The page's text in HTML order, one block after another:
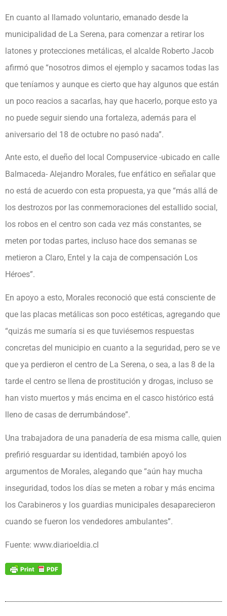
En cuanto al llamado voluntario, emanado desde la
municipalidad de La Serena, para comenzar a retirar los
latones y protecciones metálicas, el alcalde Roberto Jacob
afirmó que “nosotros dimos el ejemplo y sacamos todas las
que teníamos y aunque es cierto que hay algunos que están
un poco reacios a sacarlas, hay que hacerlo, porque esto ya
no puede seguir siendo una fortaleza, además para el
aniversario del 18 de octubre no pasó nada”.
Ante esto, el dueño del local Compuservice -ubicado en calle
Balmaceda- Alejandro Morales, fue enfático en señalar que
no está de acuerdo con esta propuesta, ya que “más allá de
los destrozos por las conmemoraciones del estallido social,
los robos en el centro son cada vez más constantes, se
meten por todas partes, incluso hace dos semanas se
metieron a Claro, Entel y la caja de compensación Los
Héroes”.
En apoyo a esto, Morales reconoció que está consciente de
que las placas metálicas son poco estéticas, agregando que
“quizás me sumaría si es que tuviésemos respuestas
concretas del municipio en cuanto a la seguridad, pero se ve
que ya perdieron el centro de La Serena, o sea, a las 8 de la
tarde el centro se llena de prostitución y drogas, incluso se
han visto muertos y más encima en el casco histórico está
lleno de casas de derrumbándose”.
Una trabajadora de una panadería de esa misma calle, quien
prefirió resguardar su identidad, también apoyó los
argumentos de Morales, alegando que “aún hay mucha
inseguridad, todos los días se meten a robar y más encima
los Carabineros y los guardias municipales desaparecieron
cuando se fueron los vendedores ambulantes”.
Fuente: www.diarioeldia.cl